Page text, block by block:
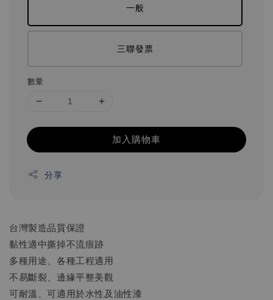
一般
三聯發票
數量
加入購物車
分享
台灣製造品質保證
黏性適中撕掉不流痕跡
多種用途、各種工程適用
不易斷裂、邊緣平整美觀
可耐溫、可適用於水性及油性漆